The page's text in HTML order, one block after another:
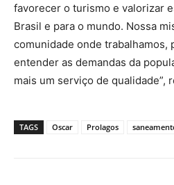
favorecer o turismo e valorizar
Brasil e para o mundo. Nossa
comunidade onde trabalhamos,
entender as demandas da
mais um serviço de qualidade”,
TAGS Oscar Prolagos